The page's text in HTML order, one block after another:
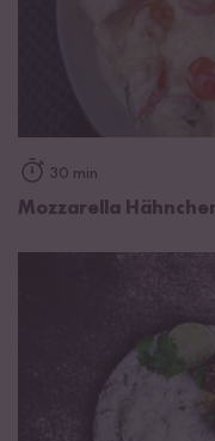
30 min
Mozzarella